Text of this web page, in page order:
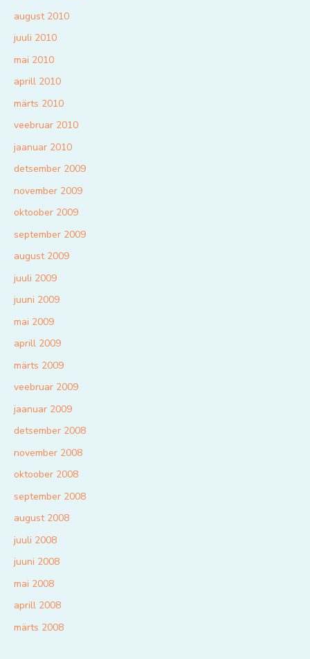
august 2010
juuli 2010
mai 2010
aprill 2010
märts 2010
veebruar 2010
jaanuar 2010
detsember 2009
november 2009
oktoober 2009
september 2009
august 2009
juuli 2009
juuni 2009
mai 2009
aprill 2009
märts 2009
veebruar 2009
jaanuar 2009
detsember 2008
november 2008
oktoober 2008
september 2008
august 2008
juuli 2008
juuni 2008
mai 2008
aprill 2008
märts 2008